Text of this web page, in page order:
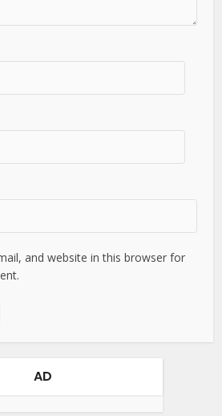
and website in this browser for
AD